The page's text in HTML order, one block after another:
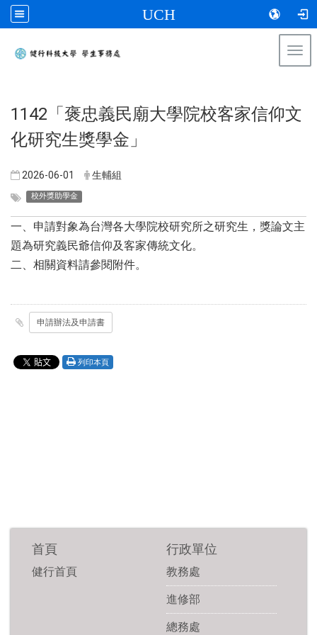
UCH
​1142「褒忠義民廟大學院校客家信仰文
化研究生獎學金」
2026-06-01 生輔組
校外獎助學金
一、申請對象為台灣各大學院校研究所之研究生，獎論文主
題為研究義民爺信仰及客家傳統文化。
二、相關資料請參閱附件。
申請辦法及申請書
列印本頁
首頁
健行首頁
行政單位
教務處
進修部
總務處